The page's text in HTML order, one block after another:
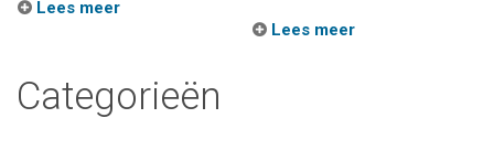
Lees meer
Lees meer
Categorieën